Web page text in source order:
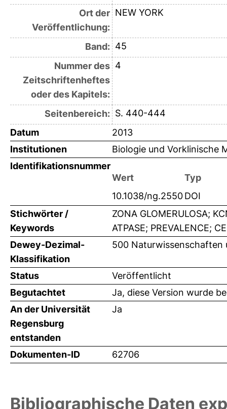
Ort der
Veröffentlichung:
NEW YORK
Band: 45
Nummer des
Zeitschriftenheftes
oder des Kapitels:
4
Seitenbereich: S. 440-444
Datum
2013
Institutionen
Biologie und Vorklinische
Identifikationsnummer
Wert
Typ
10.1038/ng.2550DOI
Stichwörter /
Keywords
ZONA GLOMERULOSA;
ATPASE; PREVALENCE;
Dewey-Dezimal-
Klassifikation
500 Naturwissenschaften
Status
Veröffentlicht
Begutachtet
Ja, diese Version wurde
An der Universität
Regensburg
entstanden
Ja
Dokumenten-ID 62706
Bibliographische Daten